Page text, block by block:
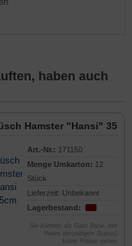
haben auch
Hamster "Hansi" 35cm
Art.-Nr.: 171150
Menge Umkarton: 12
Stück
Lieferzeit: Unbekannt
Lagerbestand:
Sie können als Gast (bzw. mit
Ihrem derzeitigen Status)
keine Preise sehen